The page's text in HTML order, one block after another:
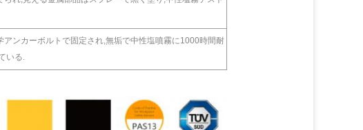
ンカーボルトで固定され,無垢で中性塩噴霧に1000時間耐
いる.